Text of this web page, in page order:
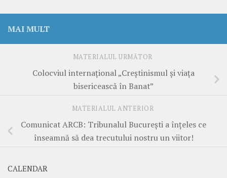
MAI MULT
MATERIALUL URMĂTOR
Colocviul internațional „Creștinismul și viața
bisericească în Banat”
MATERIALUL ANTERIOR
Comunicat ARCB: Tribunalul București a înțeles ce
înseamnă să dea trecutului nostru un viitor!
CALENDAR